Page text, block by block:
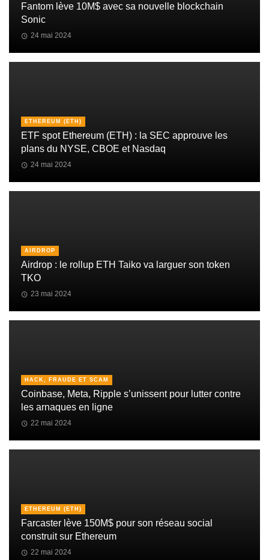
Fantom lève 10M$ avec sa nouvelle blockchain
Sonic
24 mai 2024
ETHEREUM (ETH)
ETF spot Ethereum (ETH) : la SEC approuve les
plans du NYSE, CBOE et Nasdaq
24 mai 2024
AIRDROP
Airdrop : le rollup ETH Taiko va larguer son token
TKO
23 mai 2024
HACK, FRAUDE ET SCAM
Coinbase, Meta, Ripple s’unissent pour lutter contre
les arnaques en ligne
22 mai 2024
ETHEREUM (ETH)
Farcaster lève 150M$ pour son réseau social
construit sur Ethereum
22 mai 2024